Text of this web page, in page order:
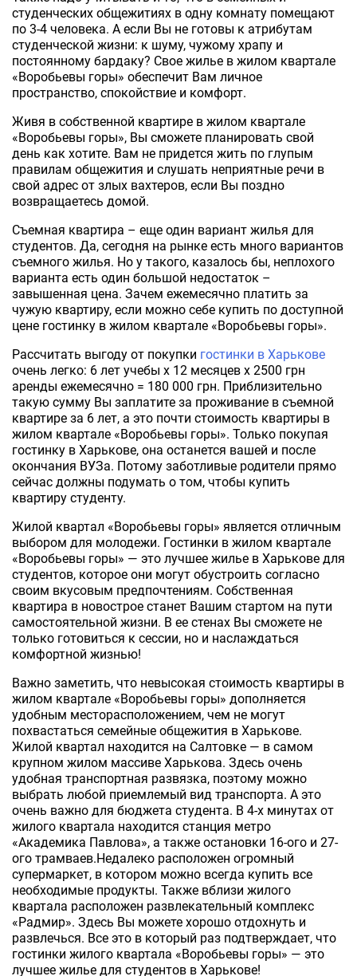
студенческих общежитиях в одну комнату помещают
по 3-4 человека. А если Вы не готовы к атрибутам
студенческой жизни: к шуму, чужому храпу и
постоянному бардаку? Свое жилье в жилом квартале
«Воробьевы горы» обеспечит Вам личное
пространство, спокойствие и комфорт.
Живя в собственной квартире в жилом квартале
«Воробьевы горы», Вы сможете планировать свой
день как хотите. Вам не придется жить по глупым
правилам общежития и слушать неприятные речи в
свой адрес от злых вахтеров, если Вы поздно
возвращаетесь домой.
Съемная квартира – еще один вариант жилья для
студентов. Да, сегодня на рынке есть много вариантов
съемного жилья. Но у такого, казалось бы, неплохого
варианта есть один большой недостаток –
завышенная цена. Зачем ежемесячно платить за
чужую квартиру, если можно себе купить по доступной
цене гостинку в жилом квартале «Воробьевы горы».
Рассчитать выгоду от покупки гостинки в Харькове
очень легко: 6 лет учебы х 12 месяцев х 2500 грн
аренды ежемесячно = 180 000 грн. Приблизительно
такую сумму Вы заплатите за проживание в съемной
квартире за 6 лет, а это почти стоимость квартиры в
жилом квартале «Воробьевы горы». Только покупая
гостинку в Харькове, она останется вашей и после
окончания ВУЗа. Потому заботливые родители прямо
сейчас должны подумать о том, чтобы купить
квартиру студенту.
Жилой квартал «Воробьевы горы» является отличным
выбором для молодежи. Гостинки в жилом квартале
«Воробьевы горы» — это лучшее жилье в Харькове для
студентов, которое они могут обустроить согласно
своим вкусовым предпочтениям. Собственная
квартира в новострое станет Вашим стартом на пути
самостоятельной жизни. В ее стенах Вы сможете не
только готовиться к сессии, но и наслаждаться
комфортной жизнью!
Важно заметить, что невысокая стоимость квартиры в
жилом квартале «Воробьевы горы» дополняется
удобным месторасположением, чем не могут
похвастаться семейные общежития в Харькове.
Жилой квартал находится на Салтовке — в самом
крупном жилом массиве Харькова. Здесь очень
удобная транспортная развязка, поэтому можно
выбрать любой приемлемый вид транспорта. А это
очень важно для бюджета студента. В 4-х минутах от
жилого квартала находится станция метро
«Академика Павлова», а также остановки 16-ого и 27-
ого трамваев.Недалеко расположен огромный
супермаркет, в котором можно всегда купить все
необходимые продукты. Также вблизи жилого
квартала расположен развлекательный комплекс
«Радмир». Здесь Вы можете хорошо отдохнуть и
развлечься. Все это в который раз подтверждает, что
гостинки жилого квартала «Воробьевы горы» — это
лучшее жилье для студентов в Харькове!